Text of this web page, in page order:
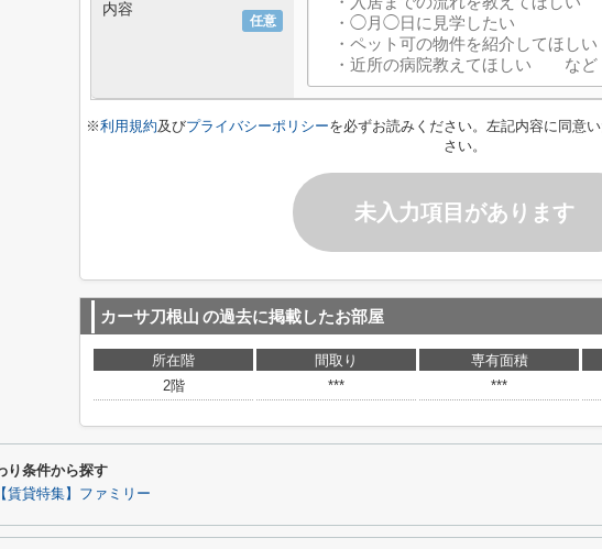
任意
内容
※利用規約及びプライバシーポリシーを必ずお読みください。左記内容に同意
さい。
未入力項目があります
カーサ刀根山 の過去に掲載したお部屋
所在階 間取り 専有面積
2階
*** ***
り条件から探す
【賃貸特集】ファミリー